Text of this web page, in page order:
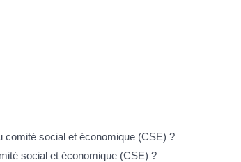
comité social et économique (CSE) ?
social et économique (CSE) ?